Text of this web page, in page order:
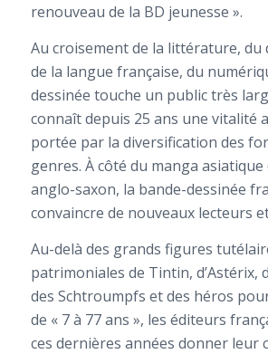
renouveau de la BD jeunesse ».
Au croisement de la littérature, du
de la langue française, du
dessinée touche un public très
connaît depuis 25 ans une vitalité
portée par la diversification des
genres. À côté du manga asiatique
anglo-saxon, la bande-dessinée
convaincre de nouveaux lecteurs
Au-delà des grands figures
patrimoniales de Tintin, d’Astérix,
des Schtroumpfs et des héros
de « 7 à 77 ans », les éditeurs
ces dernières années donner leur